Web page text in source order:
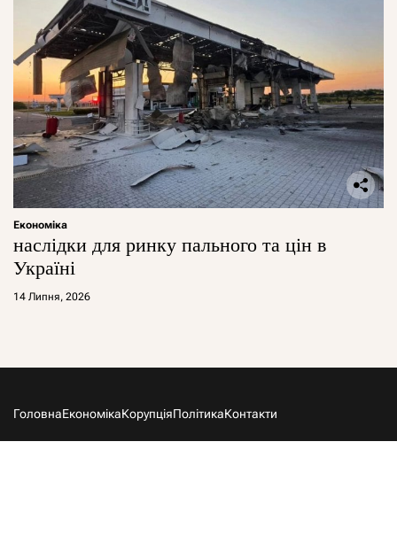
Економіка
наслідки для ринку пального та цін в
Україні
14 Липня, 2026
ГоловнаЕкономікаКорупціяПолітикаКонтакти